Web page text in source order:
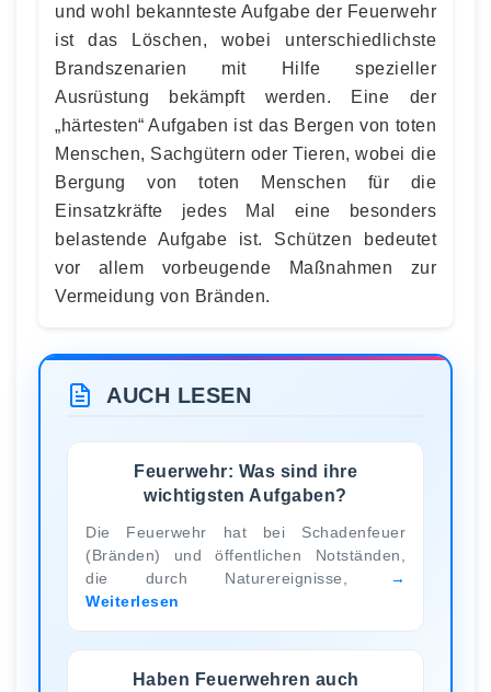
und wohl bekannteste Aufgabe der Feuerwehr
ist das Löschen, wobei unterschiedlichste
Brandszenarien mit Hilfe spezieller
Ausrüstung bekämpft werden. Eine der
„härtesten“ Aufgaben ist das Bergen von toten
Menschen, Sachgütern oder Tieren, wobei die
Bergung von toten Menschen für die
Einsatzkräfte jedes Mal eine besonders
belastende Aufgabe ist. Schützen bedeutet
vor allem vorbeugende Maßnahmen zur
Vermeidung von Bränden.
AUCH LESEN
Feuerwehr: Was sind ihre
wichtigsten Aufgaben?
Die Feuerwehr hat bei Schadenfeuer
(Bränden) und öffentlichen Notständen,
die durch Naturereignisse,
Weiterlesen
Haben Feuerwehren auch